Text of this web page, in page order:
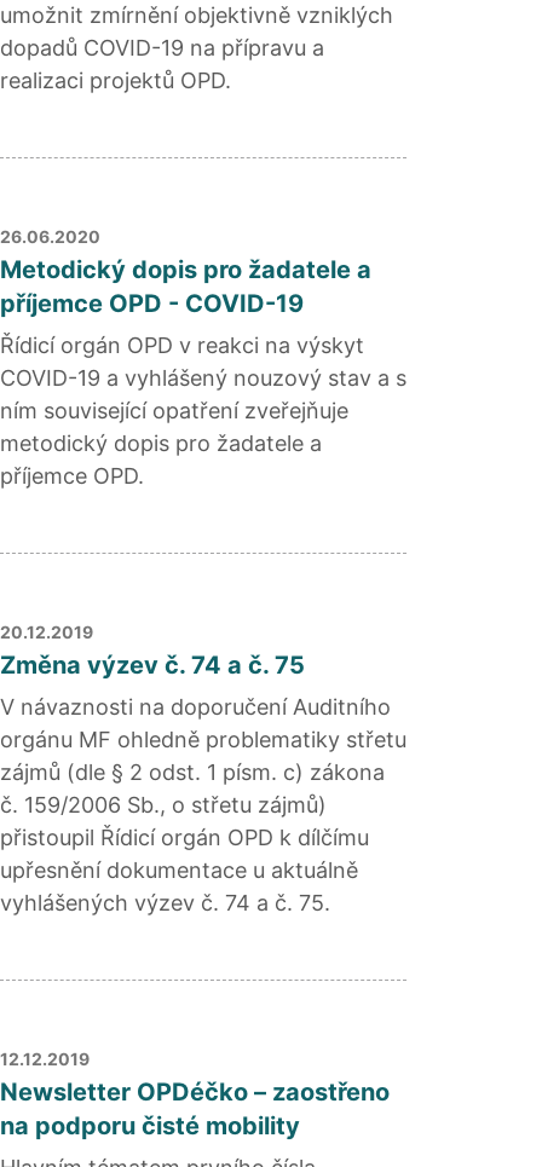
umožnit zmírnění objektivně vzniklých
dopadů COVID-19 na přípravu a
realizaci projektů OPD.
26.06.2020
Metodický dopis pro žadatele a
příjemce OPD - COVID-19
Řídicí orgán OPD v reakci na výskyt
COVID-19 a vyhlášený nouzový stav a s
ním související opatření zveřejňuje
metodický dopis pro žadatele a
příjemce OPD.
20.12.2019
Změna výzev č. 74 a č. 75
V návaznosti na doporučení Auditního
orgánu MF ohledně problematiky střetu
zájmů (dle § 2 odst. 1 písm. c) zákona
č. 159/2006 Sb., o střetu zájmů)
přistoupil Řídicí orgán OPD k dílčímu
upřesnění dokumentace u aktuálně
vyhlášených výzev č. 74 a č. 75.
12.12.2019
Newsletter OPDéčko – zaostřeno
na podporu čisté mobility